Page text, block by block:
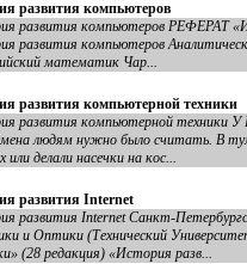
развития компьютеров
развития компьютеров РЕФЕРАТ
развития компьютеров
математик Чар...
развития компьютерной техники
развития компьютерной
людям нужно было считать. В
или делали насечки на кос...
развития Internet
развития Internet Санкт-
и Оптики (Технический
(28 редакция) «История разв...